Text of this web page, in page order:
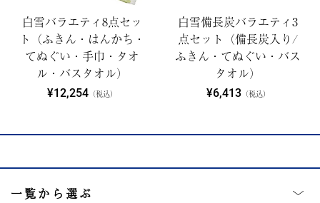
白雪バラエティ8点セッ
ト（ふきん・はんかち・
てぬぐい・手巾・タオ
ル・バスタオル）
¥12,254（税込）
白雪備長炭バラエティ3
点セット（備長炭入り/
ふきん・てぬぐい・バス
タオル）
¥6,413（税込）
一覧から選ぶ